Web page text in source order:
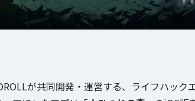
が共同開発・運営する、ライフハッ